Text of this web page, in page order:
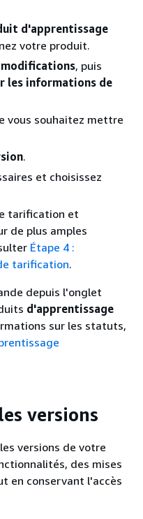
d'apprentissage
votre produit.
modifications, puis
les informations de
vous souhaitez mettre
.
et choisissez
tarification et
de plus amples
Étape 4 :
tarification.
depuis l'onglet
d'apprentissage
sur les statuts,
versions
versions de votre
des mises
en conservant l'accès